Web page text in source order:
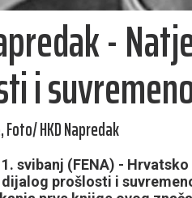
-
i
HKD Napredak
svibanj (FENA) -
dijalog prošlosti i